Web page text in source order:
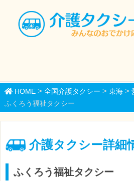
HOME> 全国介護タクシー > 東海>
ふくろう福祉タクシー
介護タクシー詳細
ふくろう福祉タクシー